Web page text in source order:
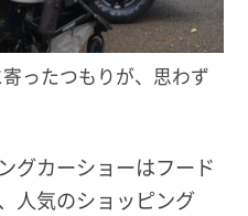
ったつもりが、思わず
グカーショーはフード
人気のショッピング